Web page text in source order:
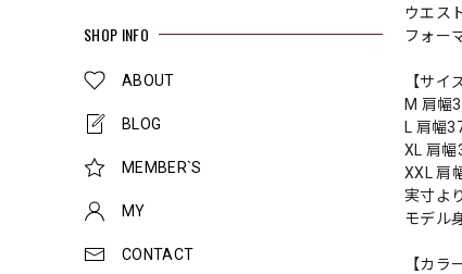
SHOP INFO
ABOUT
BLOG
MEMBER`S
MY
CONTACT
ウエス
フォー
【サイ
M 肩幅
L 肩幅
XL 肩
XXL 肩
実寸よ
モデル
【カラ